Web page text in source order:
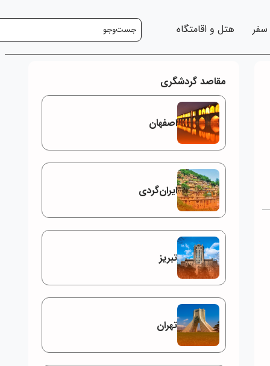
سفر هتل و اقامتگاه
مقاصد گردشگری
اصفهان
ایران‌گردی
تبریز
تهران